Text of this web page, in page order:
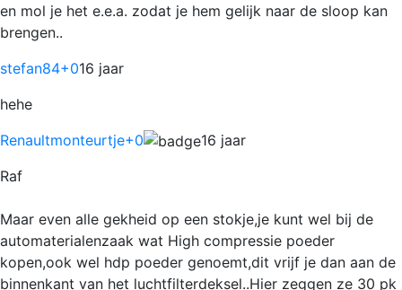
en mol je het e.e.a. zodat je hem gelijk naar de sloop kan
brengen..
stefan84+016 jaar
hehe
Renaultmonteurtje+0
16 jaar
Raf
Maar even alle gekheid op een stokje,je kunt wel bij de
automaterialenzaak wat High compressie poeder
kopen,ook wel hdp poeder genoemt,dit vrijf je dan aan de
binnenkant van het luchtfilterdeksel..Hier zeggen ze 30 pk